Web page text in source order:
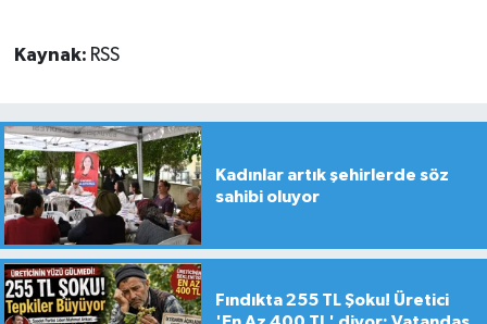
Kaynak: RSS
Kadınlar artık şehirlerde söz
sahibi oluyor
Fındıkta 255 TL Şoku! Üretici